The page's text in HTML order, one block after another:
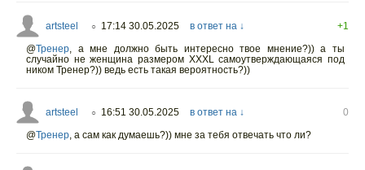
artsteel ○ 17:14 30.05.2025 в ответ на ↓
+1
@Тренер
а мне должно быть интересно твое мнение?)) а ты
случайно не женщина размером XXXL самоутверждающаяся под
ником Тренер?)) ведь есть такая вероятность?))
artsteel ○ 16:51 30.05.2025 в ответ на ↓
0
@Тренер а сам как думаешь?)) мне за тебя отвечать что ли?